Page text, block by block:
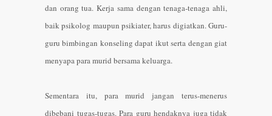
dan orang tua. Kerja sama dengan tenaga-tenaga ahli,
baik psikolog maupun psikiater, harus digiatkan. Guru-
guru bimbingan konseling dapat ikut serta dengan giat
menyapa para murid bersama keluarga.
Sementara itu, para murid jangan terus-menerus
dibebani tugas-tugas. Para guru hendaknya juga tidak